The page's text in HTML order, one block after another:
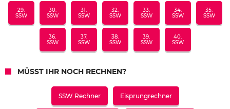
29.
SSW
30.
SSW
31.
SSW
32.
SSW
33.
SSW
34.
SSW
35.
SSW
36.
SSW
37.
SSW
38.
SSW
39.
SSW
40.
SSW
MÜSST IHR NOCH RECHNEN?
SSW Rechner Eisprungrechner